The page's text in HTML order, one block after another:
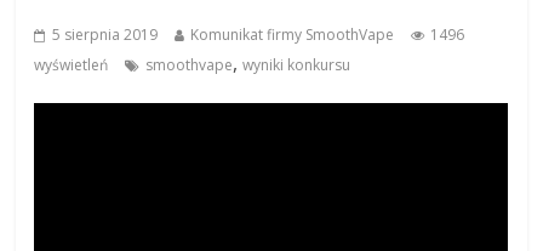
5 sierpnia 2019 Komunikat firmy SmoothVape
1496
wyświetleń
smoothvape,wyniki konkursu